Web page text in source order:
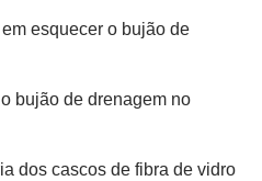
esquecer o bujão de
bujão de drenagem no
dos cascos de fibra de vidro